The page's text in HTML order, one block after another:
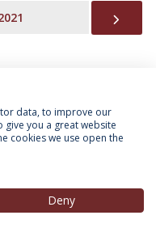
data, to improve our
you a great website
cookies we use open the
Deny